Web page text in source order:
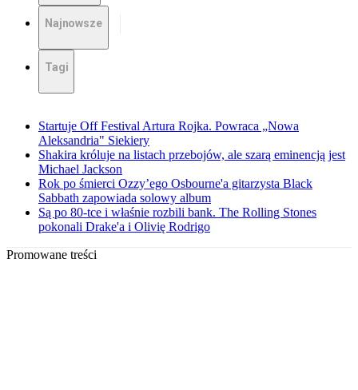
Najnowsze
Tagi
Startuje Off Festival Artura Rojka. Powraca „Nowa
Aleksandria" Siekiery
Shakira króluje na listach przebojów, ale szarą eminencją jest
Michael Jackson
Rok po śmierci Ozzy’ego Osbourne'a gitarzysta Black
Sabbath zapowiada solowy album
Są po 80-tce i właśnie rozbili bank. The Rolling Stones
pokonali Drake'a i Olivię Rodrigo
Promowane treści